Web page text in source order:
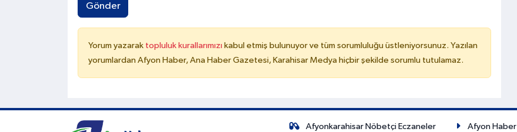
Gönder
Yorum yazarak topluluk kurallarımızı kabul etmiş bulunuyor ve tüm sorumluluğu üstleniyorsunuz. Yazılan
yorumlardan Afyon Haber, Ana Haber Gazetesi, Karahisar Medya hiçbir şekilde sorumlu tutulamaz.
Afyonkarahisar Nöbetçi Eczaneler
Afyon Haber